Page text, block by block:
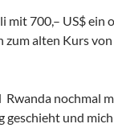
mit 700,– US$ ein
zum alten Kurs
Rwanda nochmal
und